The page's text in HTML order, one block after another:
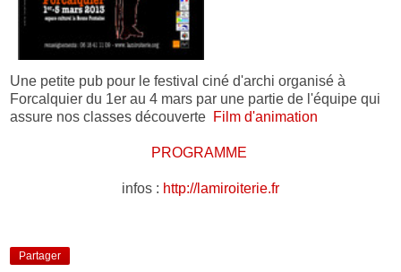
Une petite pub pour le festival ciné d'archi organisé à
Forcalquier du 1er au 4 mars par une partie de l'équipe qui
assure nos classes découverte Film d'animation
PROGRAMME
infos : http://lamiroiterie.fr
Partager